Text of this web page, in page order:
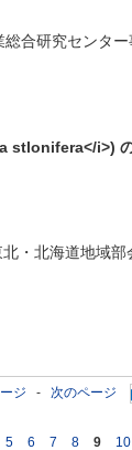
総合研究センタ
stlonifera</i>)
北・北海道地域
ジ - 次のページ
5 6 7 8 9 10